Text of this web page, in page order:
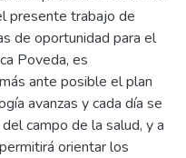
presente trabajo de
de oportunidad para el
Poveda, es
ante posible el plan
avanzas y cada día se
campo de la salud, y a
orientar los